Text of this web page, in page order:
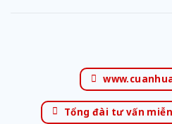
Tổng đài tư vấn